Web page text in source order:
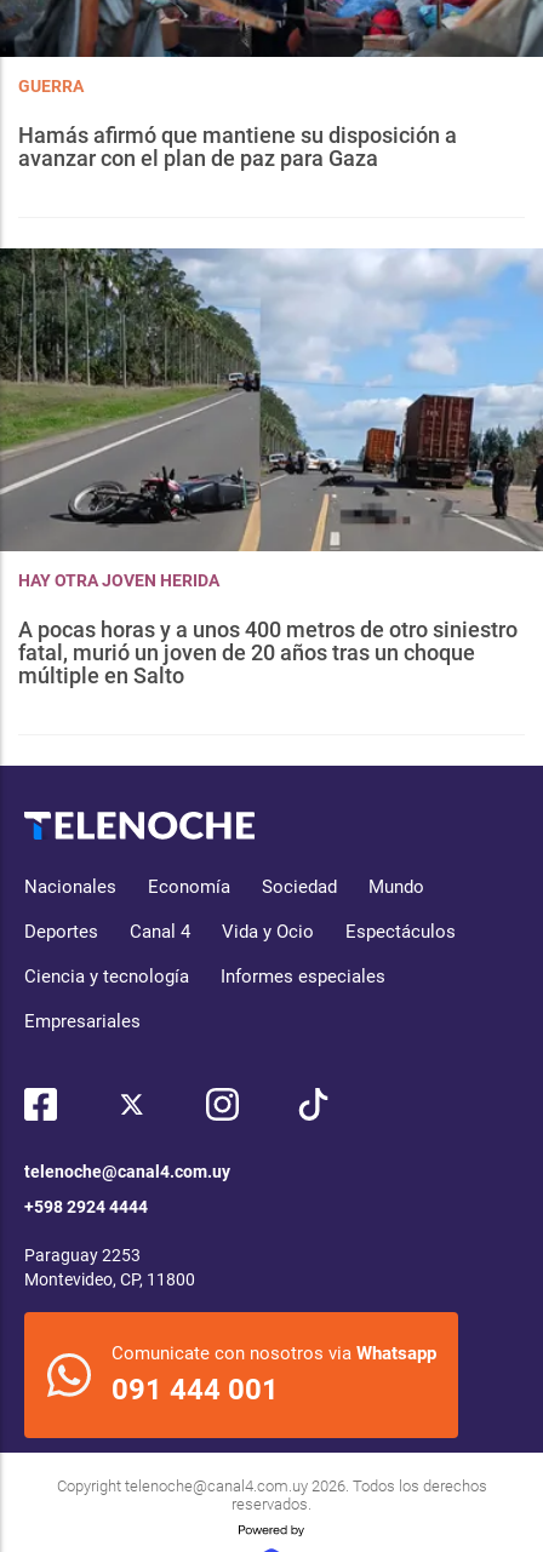
GUERRA
Hamás afirmó que mantiene su disposición a
avanzar con el plan de paz para Gaza
HAY OTRA JOVEN HERIDA
A pocas horas y a unos 400 metros de otro siniestro
fatal, murió un joven de 20 años tras un choque
múltiple en Salto
Nacionales Economía Sociedad Mundo
Deportes Canal 4 Vida y Ocio Espectáculos
Ciencia y tecnología Informes especiales
Empresariales
telenoche@canal4.com.uy
+598 2924 4444
Paraguay 2253
Montevideo, CP, 11800
Comunicate con nosotros via Whatsapp
091 444 001
Copyright telenoche@canal4.com.uy2026. Todos los derechos
reservados.